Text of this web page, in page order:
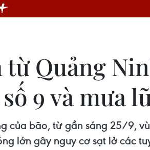
Quảng
9 và mưa
của bão, từ gần sáng 25/9,
lớn gây nguy cơ sạt lở các